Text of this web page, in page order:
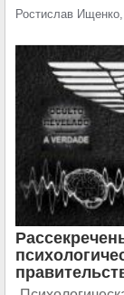
Ростислав